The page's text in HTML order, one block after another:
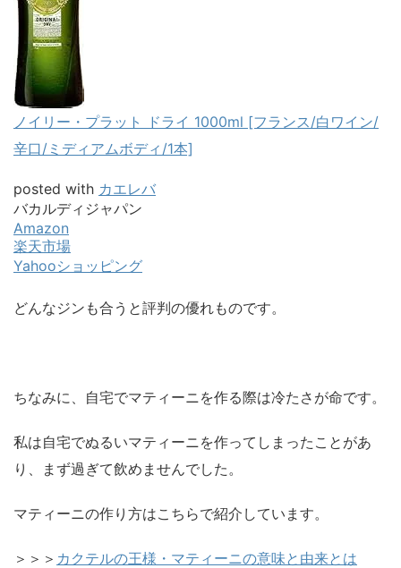
ノイリー・プラット ドライ 1000ml [フランス/白ワイン/
辛口/ミディアムボディ/1本]
posted with カエレバ
バカルディジャパン
Amazon
楽天市場
Yahooショッピング
どんなジンも合うと評判の優れものです。
ちなみに、自宅でマティーニを作る際は冷たさが命です。
私は自宅でぬるいマティーニを作ってしまったことがあ
り、まず過ぎて飲めませんでした。
マティーニの作り方はこちらで紹介しています。
＞＞＞ カクテルの王様・マティーニの意味と由来とは